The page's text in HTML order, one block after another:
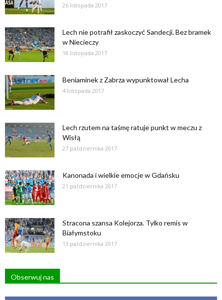
26 listopada 2017
Lech nie potrafił zaskoczyć Sandecji. Bez bramek
w Niecieczy
18 listopada 2017
Beniaminek z Zabrza wypunktował Lecha
4 listopada 2017
Lech rzutem na taśmę ratuje punkt w meczu z
Wisłą
27 października 2017
Kanonada i wielkie emocje w Gdańsku
21 października 2017
Stracona szansa Kolejorza. Tylko remis w
Białymstoku
13 października 2017
Obserwuj nas